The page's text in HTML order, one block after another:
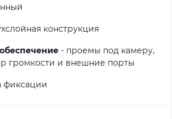
конструкция
- проемы под камеру,
громкости и внешние порты
фиксации